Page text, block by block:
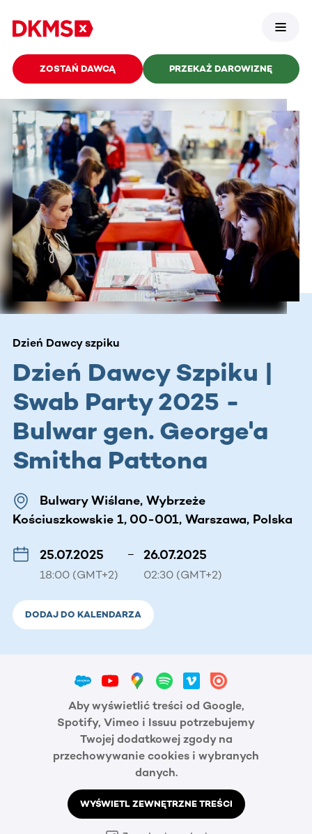
ZOSTAŃ DAWCĄ PRZEKAŻ DAROWIZNĘ
Dzień Dawcy szpiku
Dzień Dawcy Szpiku |
Swab Party 2025 -
Bulwar gen. George'a
Smitha Pattona
Bulwary Wiślane, Wybrzeże
Kościuszkowskie 1, 00-001, Warszawa, Polska
25.07.2025
18:00 (GMT+2)
– 26.07.2025
02:30 (GMT+2)
DODAJ DO KALENDARZA
Aby wyświetlić treści od Google,
Spotify, Vimeo i Issuu potrzebujemy
Twojej dodatkowej zgody na
przechowywanie cookies i wybranych
danych.
WYŚWIETL ZEWNĘTRZNE TREŚCI